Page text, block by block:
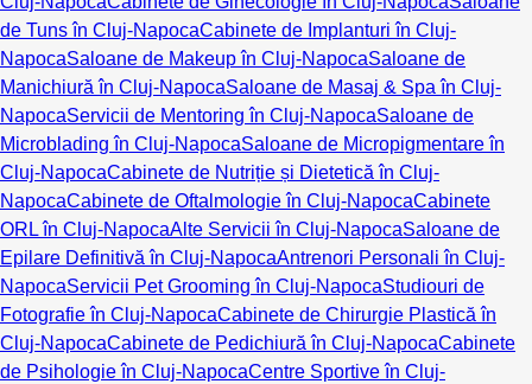
de Tuns în Cluj-NapocaCabinete de Implanturi în Cluj-
NapocaSaloane de Makeup în Cluj-NapocaSaloane de
Manichiură în Cluj-NapocaSaloane de Masaj & Spa în Cluj-
NapocaServicii de Mentoring în Cluj-NapocaSaloane de
Microblading în Cluj-NapocaSaloane de Micropigmentare în
Cluj-NapocaCabinete de Nutriție și Dietetică în Cluj-
NapocaCabinete de Oftalmologie în Cluj-NapocaCabinete
ORL în Cluj-NapocaAlte Servicii în Cluj-NapocaSaloane de
Epilare Definitivă în Cluj-NapocaAntrenori Personali în Cluj-
NapocaServicii Pet Grooming în Cluj-NapocaStudiouri de
Fotografie în Cluj-NapocaCabinete de Chirurgie Plastică în
Cluj-NapocaCabinete de Pedichiură în Cluj-NapocaCabinete
de Psihologie în Cluj-NapocaCentre Sportive în Cluj-